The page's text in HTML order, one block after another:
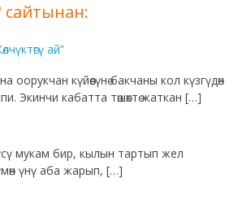
ай”
күйөөсүнө бакчаны кол күзгүдөн
Экинчи кабатта төшөктө жаткан […]
мукам бир, кылын тартып жел
үнү аба жарып, […]